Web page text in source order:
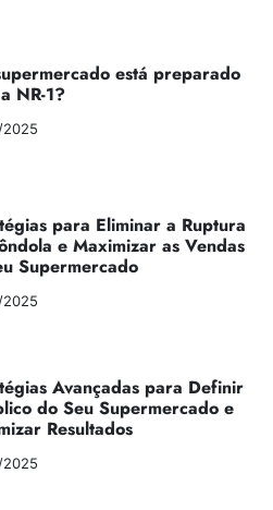
está preparado
NR-1?
para Eliminar a Ruptura
e Maximizar as Vendas
Supermercado
Avançadas para Definir
do Seu Supermercado e
Resultados